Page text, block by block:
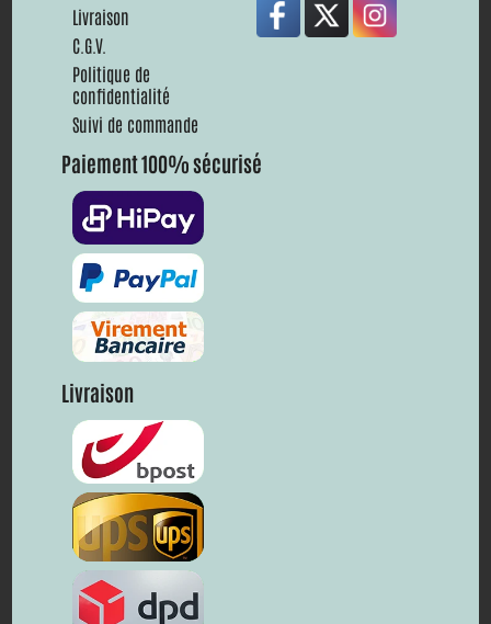
Livraison
C.G.V.
Politique de
confidentialité
Suivi de commande
Paiement 100% sécurisé
Livraison